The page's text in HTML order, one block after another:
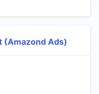
(Amazond Ads)